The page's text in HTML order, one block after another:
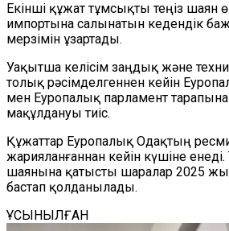
Екінші құжат тұмсықты теңіз шаян
импортына салынатын кедендік
мерзімін ұзартады.
Уақытша келісім заңдық және
толық рәсімделгеннен кейін
мен Еуропалық парламент
мақұлдануы тиіс.
Құжаттар Еуропалық Одақтың ресми
жарияланғаннан кейін күшіне
шаянына қатысты шаралар 2025
бастап қолданылады.
ҰСЫНЫЛҒАН